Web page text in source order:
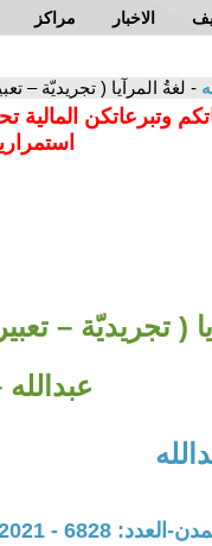
مراكز الاخبار
- لغةُ المرآيا ( تجريديّة –
وتبرعاتكن
( تجريديّة –
عبدالله –
- 2021 / 3 / 1 - 16:08